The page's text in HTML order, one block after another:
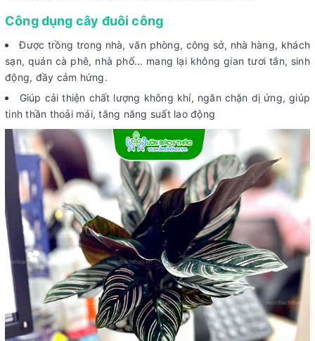
Công dụng cây đuôi công
Được trồng trong nhà, văn phòng, công sở, nhà hàng, khách
sạn, quán cà phê, nhà phố… mang lại không gian tươi tắn, sinh
động, đầy cảm hứng.
Giúp cải thiện chất lượng không khí, ngăn chặn dị ứng, giúp
tinh thần thoải mái, tăng năng suất lao động